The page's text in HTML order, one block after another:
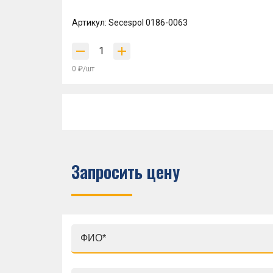
Артикул: Secespol 0186-0063
0 ₽/шт
Запросить цену